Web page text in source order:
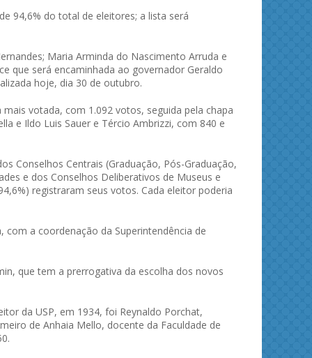
94,6% do total de eleitores; a lista será
Maria Arminda do Nascimento Arruda e
que será encaminhada ao governador Geraldo
hoje, dia 30 de outubro.
votada, com 1.092 votos, seguida pela chapa
e Ildo Luis Sauer e Tércio Ambrizzi, com 840 e
Conselhos Centrais (Graduação, Pós-Graduação,
e dos Conselhos Deliberativos de Museus e
registraram seus votos. Cada eleitor poderia
a coordenação da Superintendência de
que tem a prerrogativa da escolha dos novos
da USP, em 1934, foi Reynaldo Porchat,
de Anhaia Mello, docente da Faculdade de